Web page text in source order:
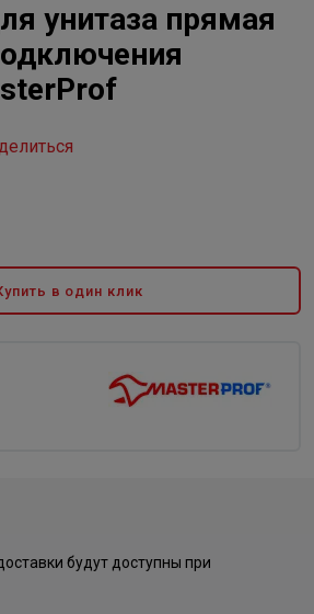
унитаза прямая
в один клик
будут доступны при